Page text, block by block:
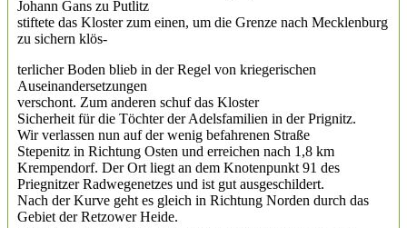
Johann Gans zu Putlitz
stiftete das Kloster zum einen, um die Grenze nach Mecklenburg
zu sichern klös-
terlicher Boden blieb in der Regel von kriegerischen
Auseinandersetzungen
verschont. Zum anderen schuf das Kloster
Sicherheit für die Töchter der Adelsfamilien in der Prignitz.
Wir verlassen nun auf der wenig befahrenen Straße
Stepenitz in Richtung Osten und erreichen nach 1,8 km
Krempendorf. Der Ort liegt an dem Knotenpunkt 91 des
Priegnitzer Radwegenetzes und ist gut ausgeschildert.
Nach der Kurve geht es gleich in Richtung Norden durch das
Gebiet der Retzower Heide.